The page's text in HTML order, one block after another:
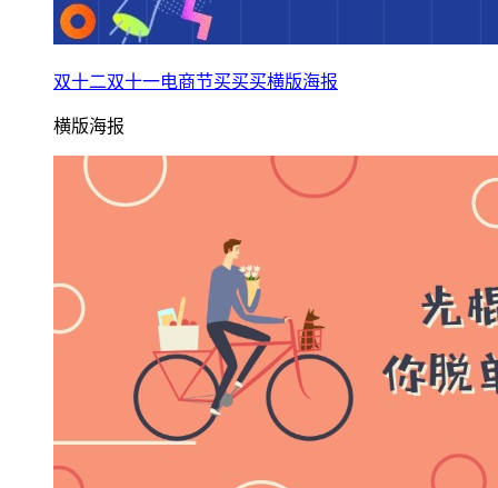
双十二双十一电商节买买买横版海报
横版海报